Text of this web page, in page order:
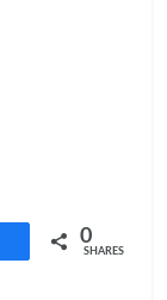
0
SHARES